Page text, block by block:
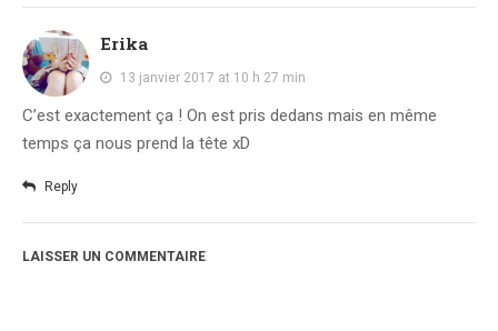
Erika
13 janvier 2017 at 10 h 27 min
C’est exactement ça ! On est pris dedans mais en même
temps ça nous prend la tête xD
Reply
LAISSER UN COMMENTAIRE